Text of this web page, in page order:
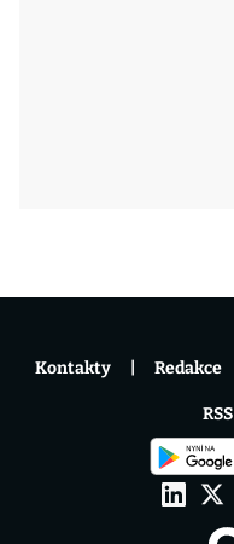
Kontakty Redakce
RSS